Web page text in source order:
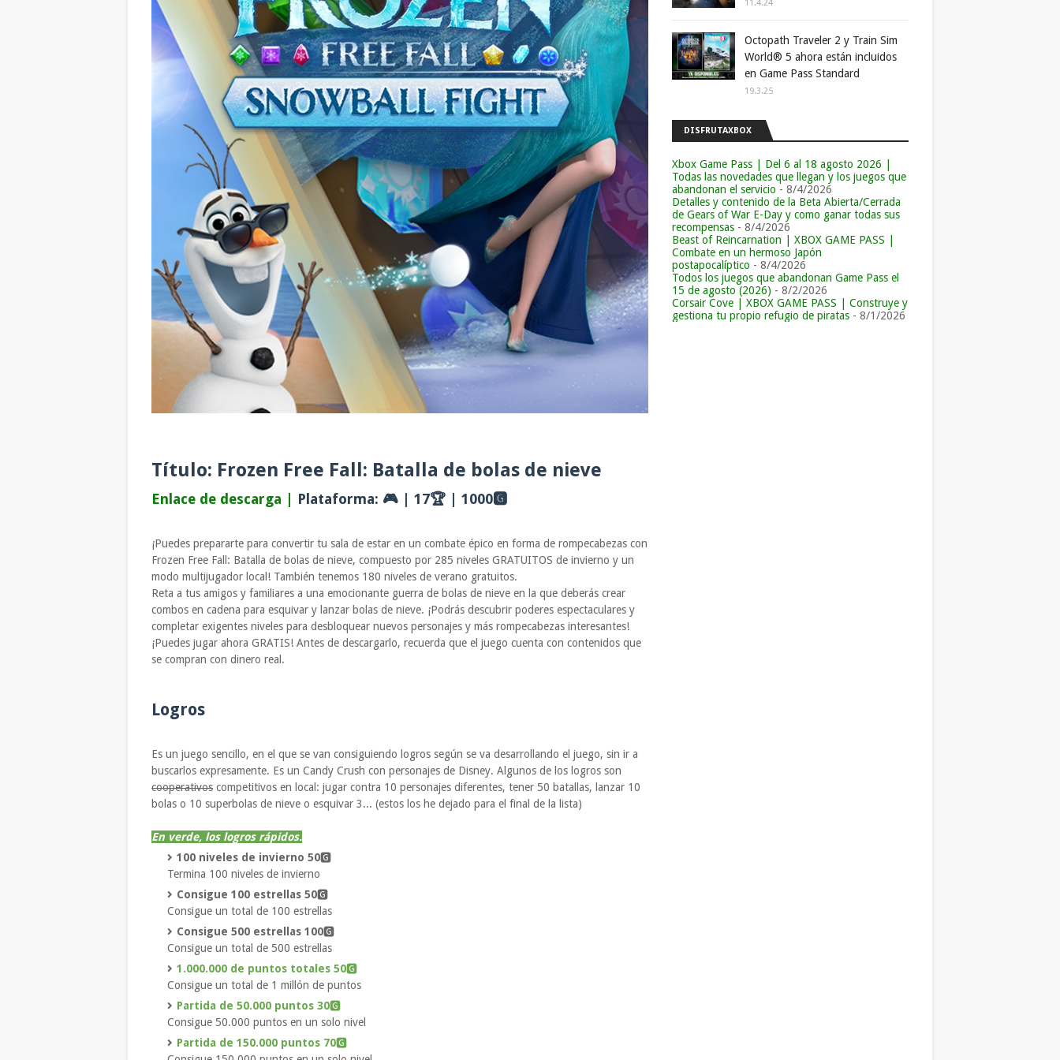
Título: Frozen Free Fall: Batalla de bolas de nieve
Enlace de descarga | Plataforma: 🎮 | 17🏆 | 1000🅶
¡Puedes prepararte para convertir tu sala de estar en un combate épico en forma de rompecabezas con
Frozen Free Fall: Batalla de bolas de nieve, compuesto por 285 niveles GRATUITOS de invierno y un
modo multijugador local! También tenemos 180 niveles de verano gratuitos.
Reta a tus amigos y familiares a una emocionante guerra de bolas de nieve en la que deberás crear
combos en cadena para esquivar y lanzar bolas de nieve. ¡Podrás descubrir poderes espectaculares y
completar exigentes niveles para desbloquear nuevos personajes y más rompecabezas interesantes!
¡Puedes jugar ahora GRATIS! Antes de descargarlo, recuerda que el juego cuenta con contenidos que
se compran con dinero real.
Logros
Es un juego sencillo, en el que se van consiguiendo logros según se va desarrollando el juego, sin ir a
buscarlos expresamente. Es un Candy Crush con personajes de Disney. Algunos de los logros son
cooperativos competitivos en local: jugar contra 10 personajes diferentes, tener 50 batallas, lanzar 10
bolas o 10 superbolas de nieve o esquivar 3... (estos los he dejado para el final de la lista)
En verde, los logros rápidos.
100 niveles de invierno 50🅶
Termina 100 niveles de invierno
Consigue 100 estrellas 50🅶
Consigue un total de 100 estrellas
Consigue 500 estrellas 100🅶
Consigue un total de 500 estrellas
1.000.000 de puntos totales 50🅶
Consigue un total de 1 millón de puntos
Partida de 50.000 puntos 30🅶
Consigue 50.000 puntos en un solo nivel
Partida de 150.000 puntos 70🅶
11.4.24
Octopath Traveler 2 y Train Sim
World® 5 ahora están incluidos
en Game Pass Standard
19.3.25
DISFRUTAXBOX
Xbox Game Pass | Del 6 al 18 agosto 2026 |
Todas las novedades que llegan y los juegos que
abandonan el servicio - 8/4/2026
Detalles y contenido de la Beta Abierta/Cerrada
de Gears of War E-Day y como ganar todas sus
recompensas - 8/4/2026
Beast of Reincarnation | XBOX GAME PASS |
Combate en un hermoso Japón
postapocalíptico - 8/4/2026
Todos los juegos que abandonan Game Pass el
15 de agosto (2026) - 8/2/2026
Corsair Cove | XBOX GAME PASS | Construye y
gestiona tu propio refugio de piratas - 8/1/2026